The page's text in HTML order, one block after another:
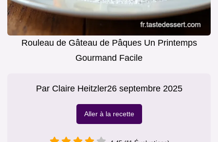
Rouleau de Gâteau de Pâques Un Printemps
Gourmand Facile
Par Claire Heitzler26 septembre 2025
Aller à la recette